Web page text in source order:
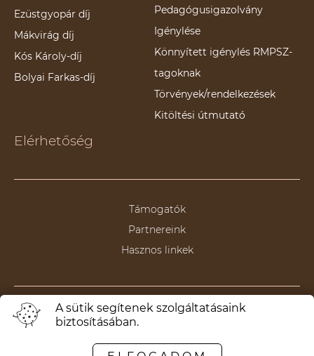
Ezüstgyopár díj
Mákvirág díj
Kós Károly-díj
Bolyai Farkas-díj
Pedagógusigazolvány
Igénylése
Könnyített igénylés RMPSZ-
tagoknak
Törvények/rendelkezések
Kitöltési útmutató
Elérhetőség
Támogatók
Partnereink
Hasznos linkek
Termeni și condiții
A sütik segítenek szolgáltatásaink
biztosításában.